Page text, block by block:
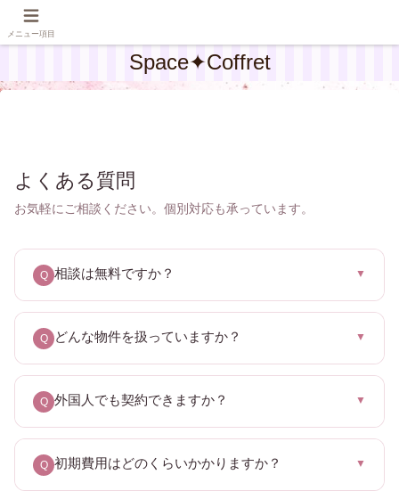
Space✦Coffret
よくある質問
お気軽にご相談ください。個別対応も承っています。
Q 相談は無料ですか？ ▼
Q どんな物件を扱っていますか？ ▼
Q 外国人でも契約できますか？ ▼
Q 初期費用はどのくらいかかりますか？ ▼
メニュー項目